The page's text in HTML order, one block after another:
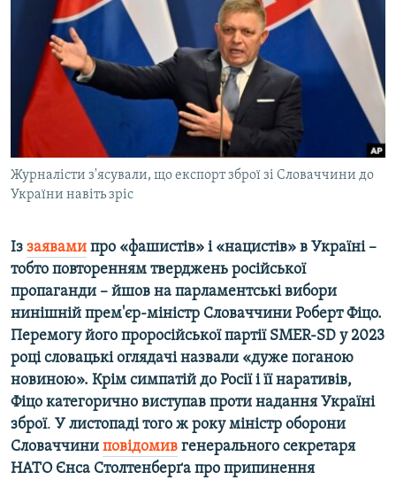
ФОТО
СПЕЦПРОЄКТИ
ПОДКАСТИ
РУС
УКР
ДОЛУЧАЙСЯ!
Усі сайти RFE/RL
Журналісти з'ясували, що експорт зброї зі Словаччини до
України навіть зріс
Із заявами про «фашистів» і «нацистів» в Україні –
тобто повторенням тверджень російської
пропаганди – йшов на парламентські вибори
нинішній прем'єр-міністр Словаччини Роберт Фіцо.
Перемогу його проросійської партії SMER-SD у 2023
році словацькі оглядачі назвали «дуже поганою
новиною». Крім симпатій до Росії і її наративів,
Фіцо категорично виступав проти надання Україні
зброї. У листопаді того ж року міністр оборони
Словаччини повідомив генерального секретаря
НАТО Єнса Столтенберґа про припинення